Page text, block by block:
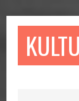
till
till
sidofältet
till